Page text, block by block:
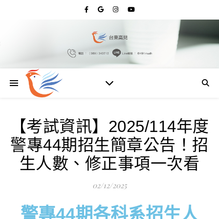
【考試資訊】2025/114年度
警專44期招生簡章公告！招
生人數、修正事項一次看
02/12/2025
警專44期各科系招生人